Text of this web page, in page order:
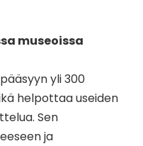
museoissa
yli 300
helpottaa useiden
Sen
ja